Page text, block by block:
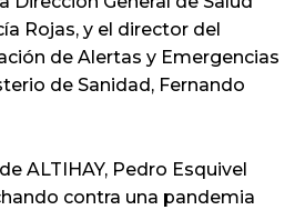
Rojas, y el director del
de Alertas y Emergencias
de Sanidad, Fernando
ALTIHAY, Pedro Esquivel
contra una pandemia